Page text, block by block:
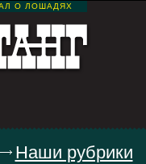
О ЛОШАДЯХ
Наши рубрики